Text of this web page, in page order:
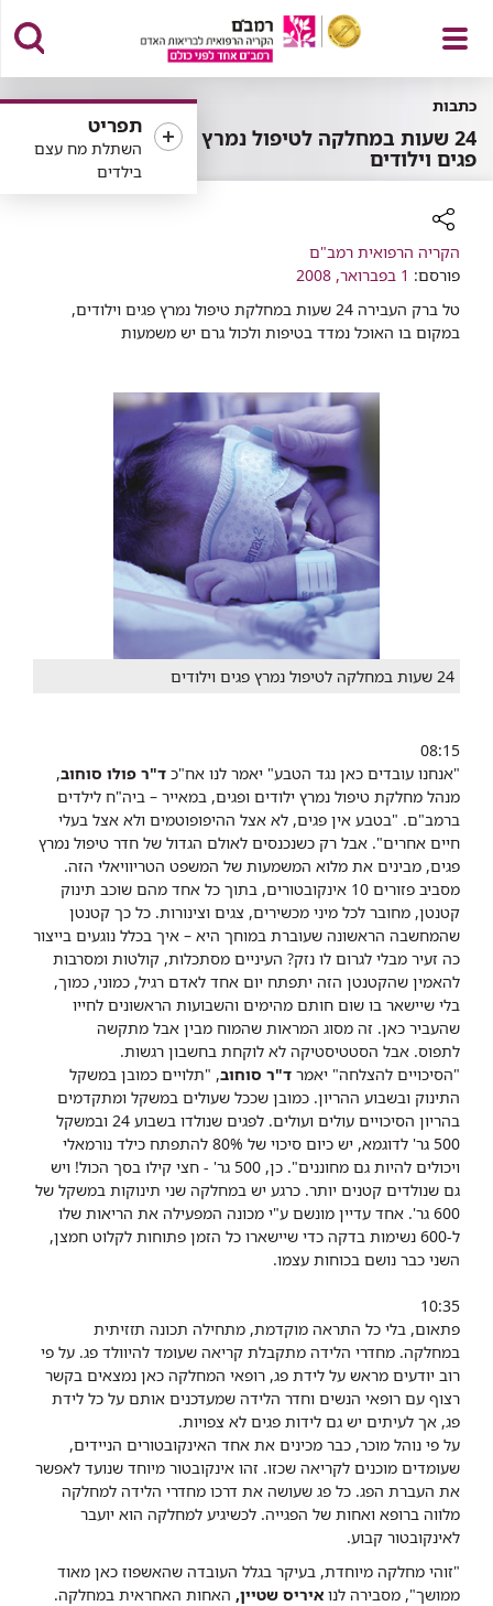
פתח
תפריט
תפריט
השתלת מח עצם
בילדים
כתבות
24 שעות במחלקה לטיפול נמרץ
פגים וילודים
רכיב
שיתוף
הקריה הרפואית רמב"ם
פורסם: 1 בפברואר, 2008
טל ברק העבירה 24 שעות במחלקת טיפול נמרץ פגים וילודים,
במקום בו האוכל נמדד בטיפות ולכול גרם יש משמעות
24 שעות במחלקה לטיפול נמרץ פגים וילודים
08:15
"אנחנו עובדים כאן נגד הטבע" יאמר לנו אח"כ ד"ר פו​לו סוחוב,
מנהל מחלקת טיפול נמרץ ילודים ופגים, במאייר – ביה"ח לילדים
ברמב"ם. "בטבע אין פגים, לא אצל ההיפופוטמים ולא אצל בעלי
חיים אחרים". אבל רק כשנכנסים לאולם הגדול של חדר טיפול נמרץ
פגים, מבינים את מלוא המשמעות של המשפט הטריוויאלי הזה.
מסביב פזורים 10 אינקובטורים, בתוך כל אחד מהם שוכב תינוק
קטנטן, מחובר לכל מיני מכשירים, צגים וצינורות. כל כך קטנטן
שהמחשבה הראשונה שעוברת במוחך היא – איך בכלל נוגעים בייצור
כה זעיר מבלי לגרום לו נזק? העיניים מסתכלות, קולטות ומסרבות
להאמין שהקטנטן הזה יתפתח יום אחד לאדם רגיל, כמוני, כמוך,
בלי שיישאר בו שום חותם מהימים והשבועות הראשונים לחייו
שהעביר כאן. זה מסוג המראות שהמוח מבין אבל מתקשה
לתפוס. אבל הסטטיסטיקה לא לוקחת בחשבון רגשות.
"הסיכויים להצלחה" יאמר ד"ר סוחוב, "תלויים כמובן במשקל
התינוק ובשבוע ההריון. כמובן שככל שעולים במשקל ומתקדמים
בהריון הסיכויים עולים ועולים. לפגים שנולדו בשבוע 24 ובמשקל
500 גר' לדוגמא, יש כיום סיכוי של 80% להתפתח כילד נורמאלי
ויכולים להיות גם מחוננים".
כן, 500 גר' - חצי קילו בסך הכול! ויש
גם שנולדים קטנים יותר. כרגע יש במחלקה שני תינוקות במשקל של
600 גר'. אחד עדיין מונשם ע"י מכונה המפעילה את הריאות שלו
ל-600 נשימות בדקה כדי שיישארו כל הזמן פתוחות לקלוט חמצן,
השני כבר נושם בכוחות עצמו.
10:35
פתאום, בלי כל התראה מוקדמת, מתחילה תכונה תזזיתית
במחלקה. מחדרי הלידה מתקבלת קריאה שעומד להיוולד פג. על פי
רוב יודעים מראש על לידת פג, רופאי המחלקה כאן נמצאים בקשר
רצוף עם רופאי הנשים וחדר הלידה שמעדכנים אותם על כל לידת
פג, אך לעיתים יש גם לידות פגים לא צפויות.
על פי נוהל מוכר, כבר מכינים את אחד האינקובטורים הניידים,
שעומדים מוכנים לקריאה שכזו. זהו אינקובטור מיוחד שנועד לאפשר
את העברת הפג. כל פג שעושה את דרכו מחדרי הלידה למחלקה
מלווה ברופא ואחות של הפגייה. לכשיגיע למחלקה הוא יועבר
לאינקובטור קבוע.
"זוהי מחלקה מיוחדת, בעיקר בגלל העובדה שהאשפוז כאן מאוד
ממושך", מסבירה לנו איריס​ שטיין, האחות האחראית במחלקה.